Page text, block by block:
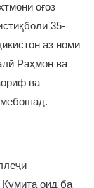
оғоз
35-
аз номи
Раҳмон ва
ва
мебошад.
оид ба